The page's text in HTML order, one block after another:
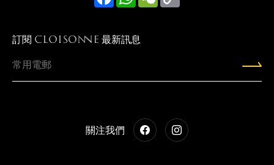
訂閱 CLOISONNE 最新訊息
關注我們